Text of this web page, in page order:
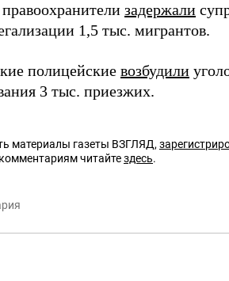
задержали
1,5 тыс. мигрантов.
полицейские возбудили
3 тыс. приезжих.
материалы газеты ВЗГЛЯД,
читайтездесь.